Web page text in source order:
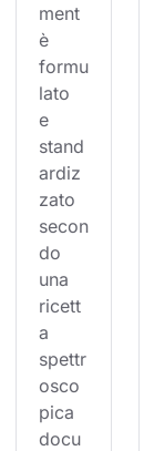
ment
è
formu
lato
e
stand
ardiz
zato
secon
do
una
ricett
a
spettr
osco
pica
docu